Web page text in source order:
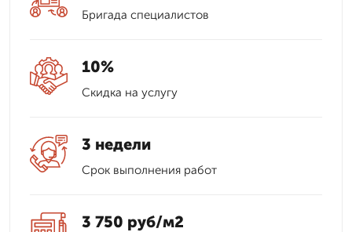
Бригада специалистов
10%
Скидка на услугу
3 недели
Срок выполнения работ
3 750 руб/м2